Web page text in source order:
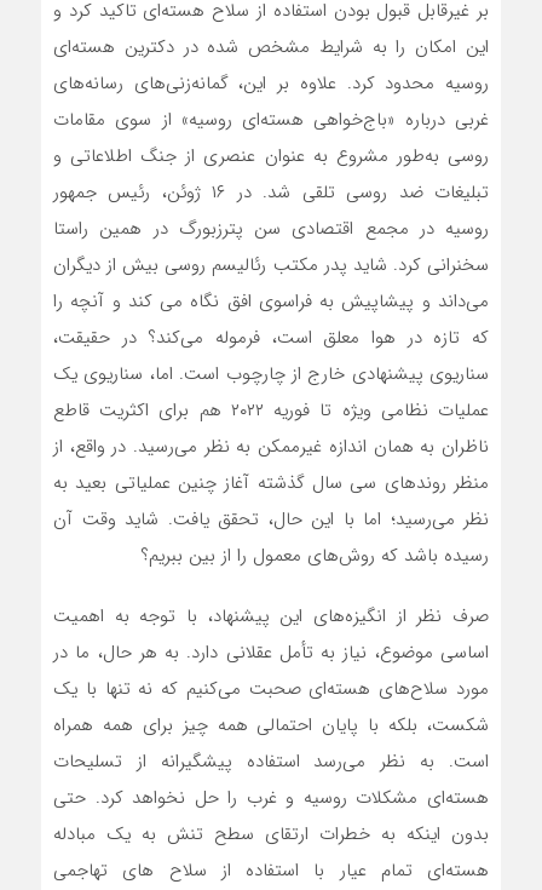
بر غیرقابل قبول بودن استفاده از سلاح هسته‌ای تاکید کرد و
این امکان را به شرایط مشخص شده در دکترین هسته‌‌ای
روسیه محدود کرد. علاوه بر این، گمانه‌زنی‌های رسانه‌های
غربی درباره «باج‌خواهی هسته‌ای روسیه» از سوی مقامات
روسی به‌طور مشروع به عنوان عنصری از جنگ اطلاعاتی و
تبلیغات ضد روسی تلقی شد. در ۱۶ ژوئن، رئیس جمهور
روسیه در مجمع اقتصادی سن پترزبورگ در همین راستا
سخنرانی کرد. شاید پدر مکتب رئالیسم روسی بیش از دیگران
می‌داند و پیشاپیش به فراسوی افق نگاه می کند و آنچه را
که تازه در هوا معلق است، فرموله می‌کند؟ در حقیقت،
سناریوی پیشنهادی خارج از چارچوب است. اما، سناریوی یک
عملیات نظامی ویژه تا فوریه ۲۰۲۲ هم برای اکثریت قاطع
ناظران به همان اندازه غیرممکن به نظر‌ می‌رسید. در واقع، از
منظر روندهای سی سال گذشته آغاز چنین عملیاتی بعید به
نظر‌ می‌رسید؛ اما با این حال، تحقق یافت. شاید وقت آن
رسیده باشد که روش‌های معمول را از بین ببریم؟
صرف نظر از انگیزه‌های این پیشنهاد، با توجه به اهمیت
اساسی موضوع، نیاز به تأمل عقلانی دارد. به هر حال، ما در
مورد سلاح‌های هسته‌ای صحبت می‌کنیم که نه تنها با یک
شکست، بلکه با پایان احتمالی همه چیز برای همه همراه
است. به نظر‌ می‌رسد استفاده پیشگیرانه از تسلیحات
هسته‌‌ای مشکلات روسیه و غرب را حل نخواهد کرد. حتی
بدون اینکه به خطرات ارتقای سطح تنش به یک مبادله
هسته‌ای تمام عیار با استفاده از سلاح های تهاجمی